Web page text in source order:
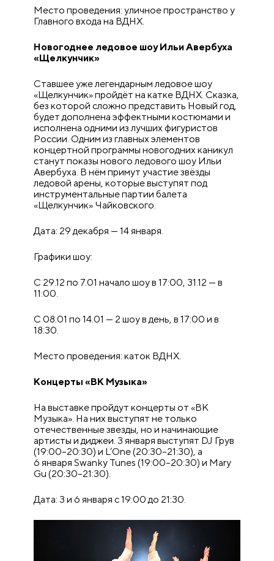
Место проведения: уличное пространство у
Главного входа на ВДНХ.
Новогоднее ледовое шоу Ильи Авербуха
«Щелкунчик»
Ставшее уже легендарным ледовое шоу
«Щелкунчик» пройдёт на катке ВДНХ. Сказка,
без которой сложно представить Новый год,
будет дополнена эффектными костюмами и
исполнена одними из лучших фигуристов
России. Одним из главных элементов
концертной программы новогодних каникул
станут показы нового ледового шоу Ильи
Авербуха. В нём примут участие звёзды
ледовой арены, которые выступят под
инструментальные партии балета
«Щелкунчик» Чайковского.
Дата: 29 декабря — 14 января.
Графики шоу:
С 29.12 по 7.01 начало шоу в 17:00, 31.12 — в
11:00.
С 08.01 по 14.01 — 2 шоу в день, в 17:00 и в
18:30.
Место проведения: каток ВДНХ.
Концерты «ВК Музыка»
На выставке пройдут концерты от «ВК
Музыка». На них выступят не только
отечественные звезды, но и начинающие
артисты и диджеи. 3 января выступят DJ Грув
(19:00–20:30) и L’One (20:30–21:30), а
6 января Swanky Tunes (19:00–20:30) и Mary
Gu (20:30–21:30).
Дата: 3 и 6 января с 19:00 до 21:30.